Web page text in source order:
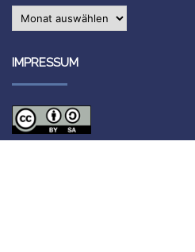
Archiv
IMPRESSUM